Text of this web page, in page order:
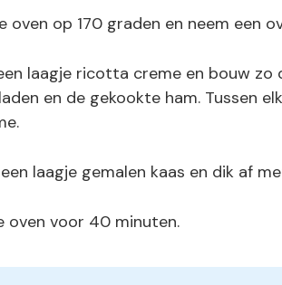
oven op 170 graden en neem een
laagje ricotta creme en bouw zo
en de gekookte ham. Tussen
laagje gemalen kaas en dik af
oven voor 40 minuten.